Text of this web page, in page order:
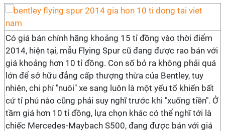
Có giá bán chính hãng khoảng 15 tỉ đồng vào thời điểm
2014, hiện tại, mẫu Flying Spur cũ đang được rao bán với
giá khoảng hơn 10 tỉ đồng. Con số bỏ ra không phải quá
lớn để sở hữu đẳng cấp thượng thừa của Bentley, tuy
nhiên, chi phí "nuôi" xe sang luôn là một yếu tố khiến bất
cứ tỉ phú nào cũng phải suy nghĩ trước khi "xuống tiền". Ở
tầm giá hơn 10 tỉ đồng, lựa chọn khác có thể nghĩ tới là
chiếc Mercedes-Maybach S500, đang được bán với giá